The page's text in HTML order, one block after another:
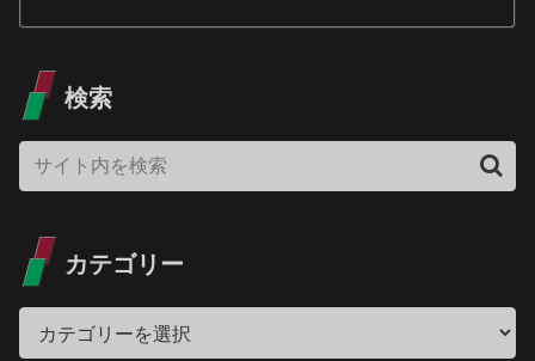
検索
カテゴリー